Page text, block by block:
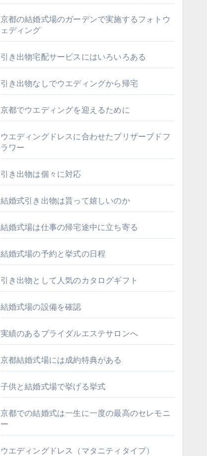
京都の結婚式場のガーデンで実施するフォトウ
ェディング
引き出物宅配サービスにはいろいろある
引き出物なしでウエディングから帰宅
京都でウエディングを迎えるために
ウエディングドレスに合わせたプリザーブドフ
ラワー
引き出物は個々に対応
結婚式引き出物は貰って嬉しいのか
結婚式場は仕事の帰宅途中に立ち寄る
結婚式場の予約と挙式の日程
引き出物として人気のカタログギフト
結婚式場の設備を確認
実績のあるブライダルエステサロンへ
京都結婚式場には成約特典がある
子供と結婚式場で挙げる挙式
京都での結婚式は一生に一度の最高のセレモニ
ー
ウエディングドレス（マタニティタイプ）